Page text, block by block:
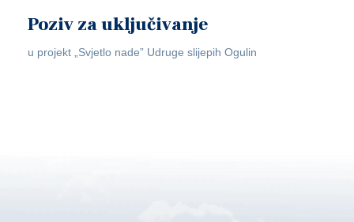
Poziv za uključivanje
u projekt „Svjetlo nade” Udruge slijepih Ogulin